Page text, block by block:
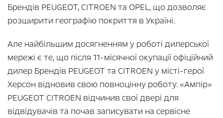
Брендів PEUGEOT, CITROEN та OPEL, що дозволяє
розширити географію покриття в Україні.
Але найбільшим досягненням у роботі дилерської
мережі є те, що після 11-місячної окупації офіційний
дилер Брендів PEUGEOT та CITROEN у місті-герої
Херсон відновив свою повноцінну роботу. «Ампір»
PEUGEOT CITROEN відчинив свої двері для
відвідувачів та почав записувати на сервісне